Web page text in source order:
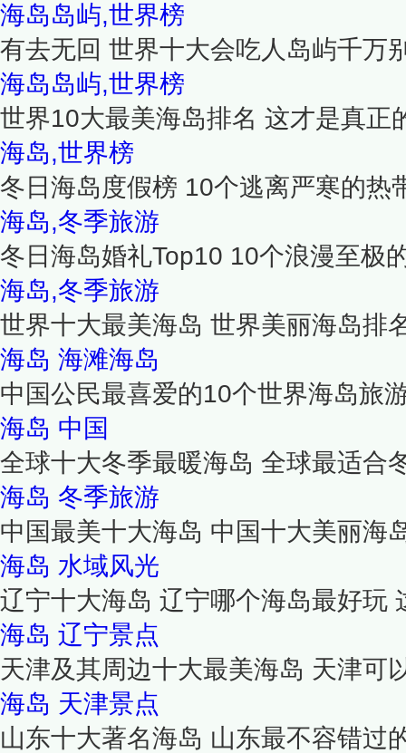
海岛岛屿,世界榜
有去无回 世界十大会吃人岛屿千万
海岛岛屿,世界榜
世界10大最美海岛排名 这才是真正
海岛,世界榜
冬日海岛度假榜 10个逃离严寒的热
海岛,冬季旅游
冬日海岛婚礼Top10 10个浪漫至极
海岛,冬季旅游
世界十大最美海岛 世界美丽海岛排
海岛 海滩海岛
中国公民最喜爱的10个世界海岛旅
海岛 中国
全球十大冬季最暖海岛 全球最适合
海岛 冬季旅游
中国最美十大海岛 中国十大美丽海
海岛 水域风光
辽宁十大海岛 辽宁哪个海岛最好玩
海岛 辽宁景点
天津及其周边十大最美海岛 天津可
海岛 天津景点
山东十大著名海岛 山东最不容错过